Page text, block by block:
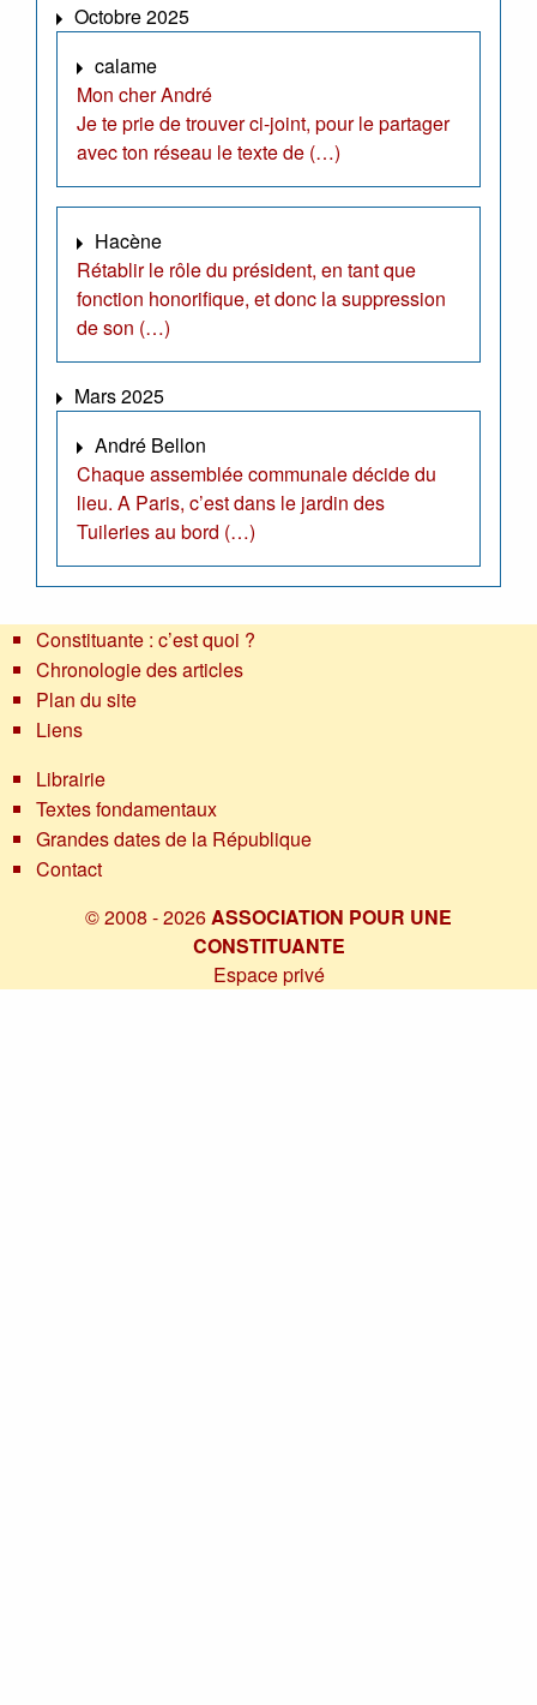
Octobre 2025
calame
Mon cher André
Je te prie de trouver ci-joint, pour le partager
avec ton réseau le texte de (…)
Hacène
Rétablir le rôle du président, en tant que
fonction honorifique, et donc la suppression
de son (…)
Mars 2025
André Bellon
Chaque assemblée communale décide du
lieu. A Paris, c’est dans le jardin des
Tuileries au bord (…)
Constituante : c’est quoi ?
Chronologie des articles
Plan du site
Liens
Librairie
Textes fondamentaux
Grandes dates de la République
Contact
© 2008 - 2026ASSOCIATION POUR UNE
CONSTITUANTE
Espace privé